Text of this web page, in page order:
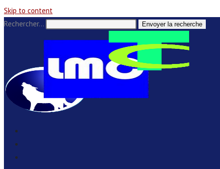
Skip to content
Rechercher…
Envoyer la recherche